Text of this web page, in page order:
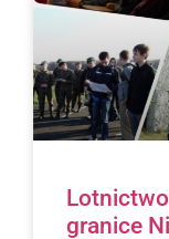
granice